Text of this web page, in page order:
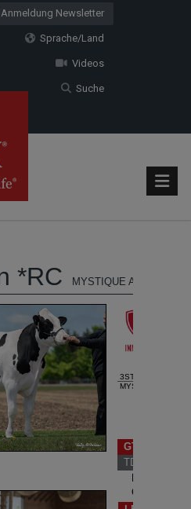
Anmeldung Newsletter
Sprache/Land
Videos
Suche